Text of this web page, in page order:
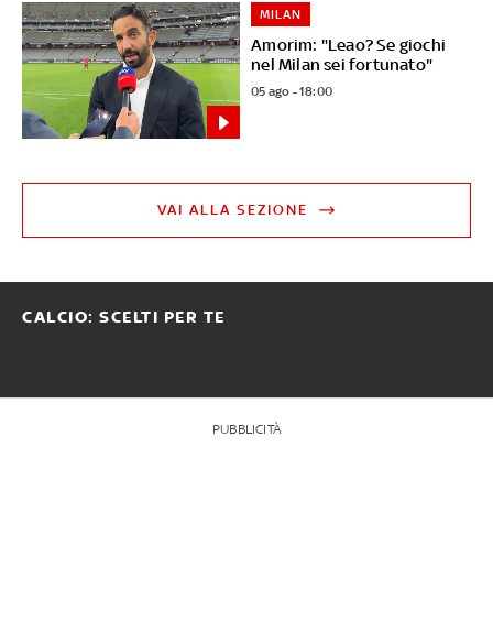
Amorim: "Leao? Se giochi
nel Milan sei fortunato"
MILAN
05 ago - 18:00
VAI ALLA SEZIONE
CALCIO: SCELTI PER TE
PUBBLICITÀ